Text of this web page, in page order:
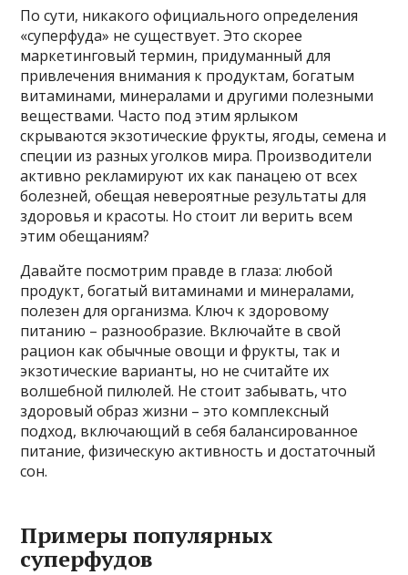
По сути, никакого официального определения
«суперфуда» не существует. Это скорее
маркетинговый термин, придуманный для
привлечения внимания к продуктам, богатым
витаминами, минералами и другими полезными
веществами. Часто под этим ярлыком
скрываются экзотические фрукты, ягоды, семена и
специи из разных уголков мира. Производители
активно рекламируют их как панацею от всех
болезней, обещая невероятные результаты для
здоровья и красоты. Но стоит ли верить всем
этим обещаниям?
Давайте посмотрим правде в глаза: любой
продукт, богатый витаминами и минералами,
полезен для организма. Ключ к здоровому
питанию – разнообразие. Включайте в свой
рацион как обычные овощи и фрукты, так и
экзотические варианты, но не считайте их
волшебной пилюлей. Не стоит забывать, что
здоровый образ жизни – это комплексный
подход, включающий в себя балансированное
питание, физическую активность и достаточный
сон.
Примеры популярных
суперфудов